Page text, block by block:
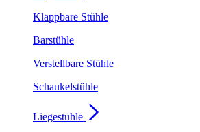
Klappbare Stühle
Barstühle
Verstellbare Stühle
Schaukelstühle
Liegestühle